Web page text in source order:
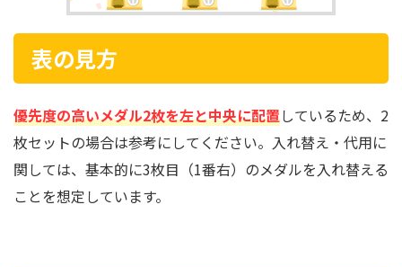
表の見方
優先度の高いメダル2枚を左と中央に配置しているため、2
枚セットの場合は参考にしてください。入れ替え・代用に
関しては、基本的に3枚目（1番右）のメダルを入れ替える
ことを想定しています。